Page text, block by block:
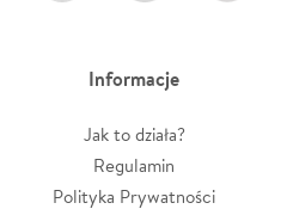
Informacje
Jak to działa?
Regulamin
Polityka Prywatności